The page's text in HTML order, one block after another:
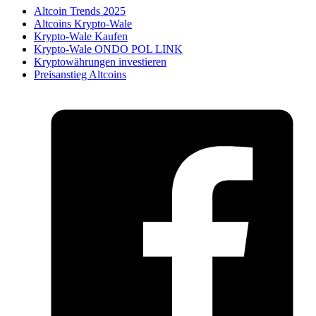
Altcoin Trends 2025
Altcoins Krypto-Wale
Krypto-Wale Kaufen
Krypto-Wale ONDO POL LINK
Kryptowährungen investieren
Preisanstieg Altcoins